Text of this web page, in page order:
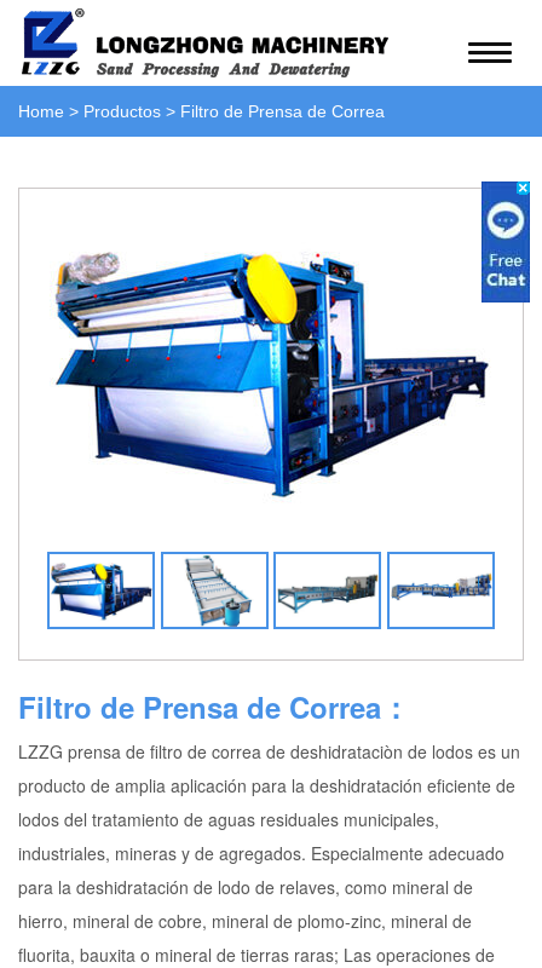
Home > Productos > Filtro de Prensa de Correa
Filtro de Prensa de Correa：
LZZG prensa de filtro de correa de deshidrataciòn de lodos es un
producto de amplia aplicación para la deshidratación eficiente de
lodos del tratamiento de aguas residuales municipales,
industriales, mineras y de agregados. Especialmente adecuado
para la deshidratación de lodo de relaves, como mineral de
hierro, mineral de cobre, mineral de plomo-zinc, mineral de
fluorita, bauxita o mineral de tierras raras; Las operaciones de